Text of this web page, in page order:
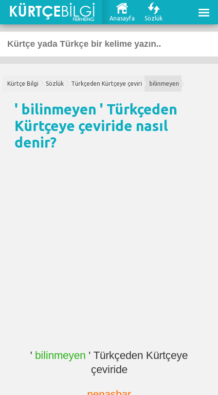
Anasayfa Sözlük
Kürtçe Bilgi Sözlük Türkçeden Kürtçeye çeviri bilinmeyen
' bilinmeyen ' Türkçeden
Kürtçeye çeviride nasıl
denir?
' bilinmeyen ' Türkçeden Kürtçeye
çeviride